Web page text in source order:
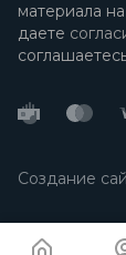
материала
даете
Создание